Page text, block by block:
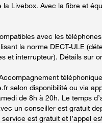
la Livebox. Avec la fibre et
avec les
la norme DECT-ULE
et interrupteur). Détails sur
selon disponibilité ou via
de 8h à 20h. Le temps
un conseiller est gratuit
est gratuit et l’appel